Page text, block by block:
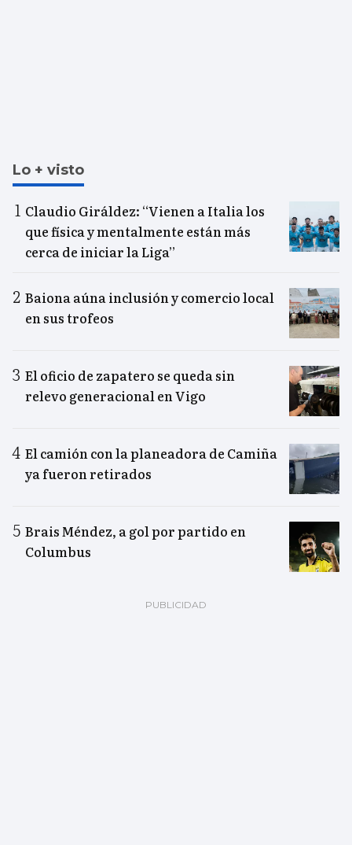
Lo + visto
Claudio Giráldez: “Vienen a Italia los
que física y mentalmente están más
cerca de iniciar la Liga”
Baiona aúna inclusión y comercio local
en sus trofeos
El oficio de zapatero se queda sin
relevo generacional en Vigo
El camión con la planeadora de Camiña
ya fueron retirados
Brais Méndez, a gol por partido en
Columbus